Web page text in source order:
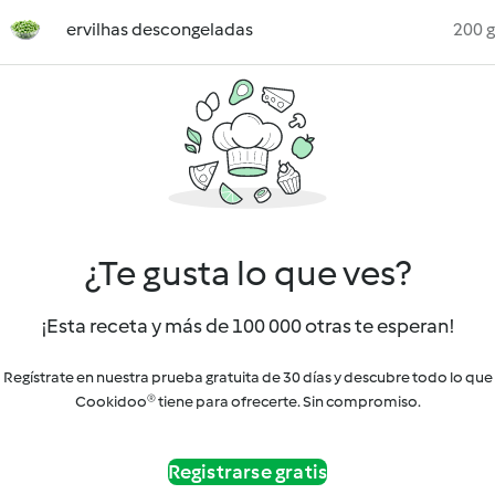
ervilhas descongeladas 200 g
¿Te gusta lo que ves?
¡Esta receta y más de 100 000 otras te esperan!
Regístrate en nuestra prueba gratuita de 30 días y descubre todo lo que
Cookidoo® tiene para ofrecerte. Sin compromiso.
Registrarse gratis